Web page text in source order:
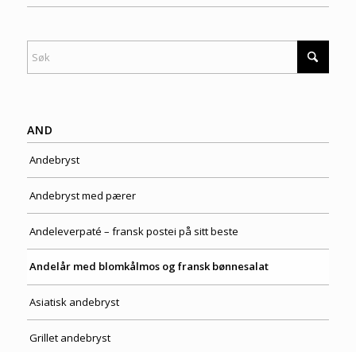
AND
Andebryst
Andebryst med pærer
Andeleverpaté – fransk postei på sitt beste
Andelår med blomkålmos og fransk bønnesalat
Asiatisk andebryst
Grillet andebryst